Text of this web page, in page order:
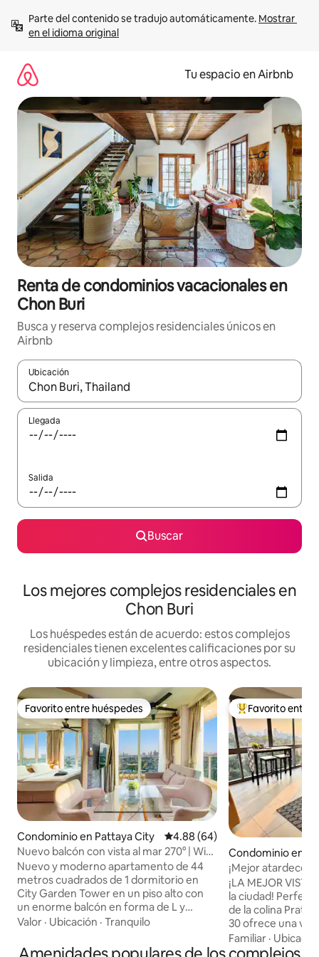
contenido
Parte del contenido se tradujo automáticamente. Mostrar
en el idioma original
Tu espacio en Airbnb
Renta de condominios vacacionales en
Chon Buri
Busca y reserva complejos residenciales únicos en
Airbnb
Ubicación
Cuando los resultados estén disponibles, podrás navegar
Llegada
Salida
Buscar
Los mejores complejos residenciales en
Chon Buri
Los huéspedes están de acuerdo: estos complejos
residenciales tienen excelentes calificaciones por su
ubicación y limpieza, entre otros aspectos.
Favorito entre huéspedes
Favorito entre huéspedes
Condominio en Pattaya City Calificación promedio: 4.88 de
4.88 (64)
Nuevo balcón con vista al mar 270° | Wifi
rápido de 1 Gbps
Nuevo y moderno apartamento de 44
metros cuadrados de 1 dormitorio en
City Garden Tower en un piso alto con
un enorme balcón en forma de L y
VERDADERAS vistas de 270°+ al mar, la
gimnasio, sauna, baño turco, piscina y
Valor · Ubicación · Tranquilo
De los mejores
Favorito entre
Condominio en
y
¡Mejor atardecer
30F Sea+Mount
¡LA MEJOR
la ciudad!
de la colina
30 ofrece una
famosa estatua
costa. A solo 2
Familiar ·